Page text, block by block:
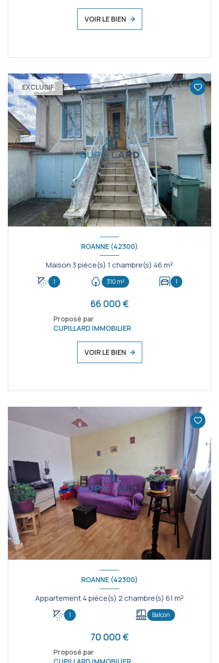
VOIR LE BIEN
EXCLUSIF
ROANNE (42300)
Maison 3 pièce(s) 1 chambre(s) 46 m²
1 310 m² 1
66 000 €
Proposé par
CUPILLARD IMMOBILIER
VOIR LE BIEN
ROANNE (42300)
Appartement 4 pièce(s) 2 chambre(s) 61 m²
1 Balcon
70 000 €
Proposé par
CUPILLARD IMMOBILIER